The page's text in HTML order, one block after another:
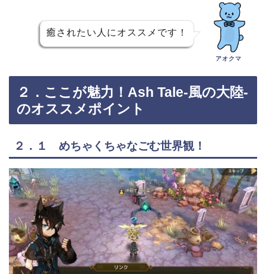
癒されたい人にオススメです！
アオクマ
２．ここが魅力！Ash Tale-風の大陸-
のオススメポイント
２．１ めちゃくちゃなごむ世界観！